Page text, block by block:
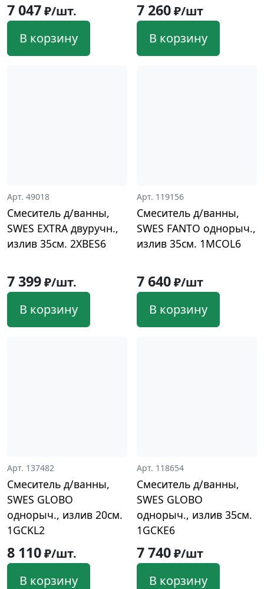
7 047₽/шт.
В корзину
7 260₽/шт
В корзину
Арт. 49018
Смеситель д/ванны,
SWES EXTRA двуручн.,
излив 35см. 2XBES6
7 399₽/шт.
В корзину
Арт. 119156
Смеситель д/ванны,
SWES FANTO однорыч.,
излив 35см. 1MCOL6
7 640₽/шт
В корзину
Арт. 137482
Смеситель д/ванны,
SWES GLOBO
однорыч., излив 20см.
1GCKL2
8 110₽/шт.
В корзину
Арт. 118654
Смеситель д/ванны,
SWES GLOBO
однорыч., излив 35см.
1GCKE6
7 740₽/шт
В корзину